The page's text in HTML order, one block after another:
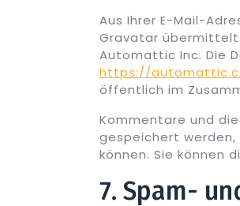
Aus Ihrer E-Mail-
Gravatar übermittelt
Automattic Inc. Die
https://
öffentlich im
Kommentare und
gespeichert
können. Sie können
7. Spam-